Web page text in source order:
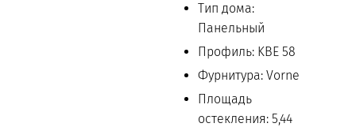
Тип дома:
Панельный
Профиль: KBE 58
Фурнитура: Vorne
Площадь
остекления: 5,44